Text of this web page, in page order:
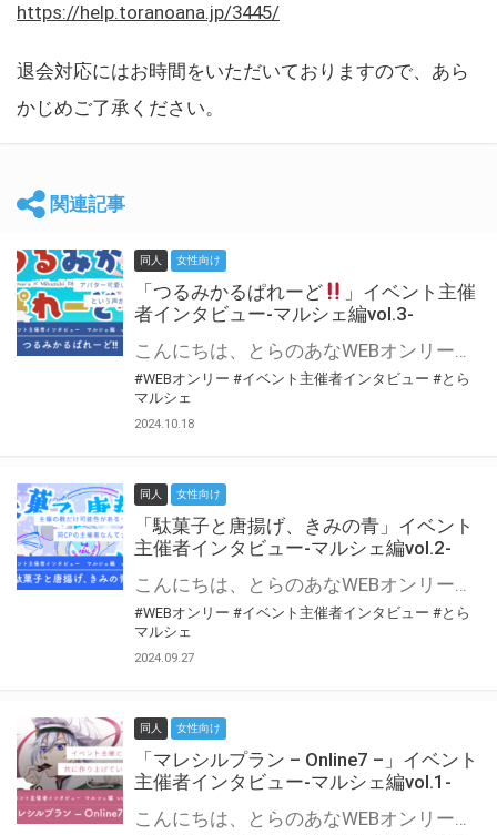
https://help.toranoana.jp/3445/
退会対応にはお時間をいただいておりますので、あら
かじめご了承ください。
関連記事
同人 女性向け
「つるみかるぱれーど
」イベント主催
者インタビュー-マルシェ編vol.3-
こんにちは、とらのあなWEBオンリー運営スタッフです。 新たにお届けする、イベント主催者インタビュー-マルシェ編-は、 とらのあなWEBオンリー「マルシェ」をご利用した主催様に 「マルシェ」を使って開催した感想や心がけをお聞きする企画です。 今回は、WEBオンリー初開催「つるみかるぱれーど
#WEBオンリー #イベント主催者インタビュー #とら
マルシェ
2024.10.18
同人 女性向け
「駄菓子と唐揚げ、きみの青」イベント
主催者インタビュー-マルシェ編vol.2-
こんにちは、とらのあなWEBオンリー運営スタッフです。 新たにお届けする、イベント主催者インタビュー-マルシェ編-は、 とらのあなWEBオンリー「マルシェ」をご利用の主催様に 「マルシェ」を使ってイベントを開催した感想や心がけをお聞きする企画です。 今回は、WEBオンリー初開催「駄菓子と唐揚げ、きみの青」より、 主催のぎこ六屋様にお話を伺いました。 協力：ぎこ六屋様／イベント公式Twitter（@krkgwks） とらのあなWEBオンリー「マルシェ」とは？ WEBオンリーでリアルタイムでコミュニケーションがとれるオンライン会場です。
#WEBオンリー #イベント主催者インタビュー #とら
マルシェ
2024.09.27
同人 女性向け
「マレシルプラン – Online7 –」イベント
主催者インタビュー-マルシェ編vol.1-
こんにちは、とらのあなWEBオンリー運営スタッフです。 新たにお届けする、イベント主催者インタビュー-マルシェ編-は、 とらのあなWEBオンリー「マルシェ」をご利用した主催様に 「マルシェ」を使って開催した感想や心がけをお聞きする企画です。 今回は、WEBオンリー開催7回目迎えた「マレシルプラン – Online7 –」より、 主催の玉川うた様にお話を伺いました。 ▼マレシルプランのインタビュー前回記事 「イベント主催者インタビュー vol.6」はこちら 協力：玉川うた様（マレシルプラン実行委員会 代表）／イベント公式Twitter（@mallesil_plan） とらのあなWEBオンリー「マルシェ」とは？ WEBオンリーでリアルタイムでコミュニケーションがとれるオンライン会場です。